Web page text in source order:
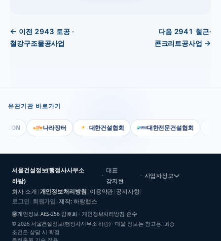
← 이전 2943 토공 ·
철강구조물공사업
다음 2941 철근·
콘크리트공사업 →
유관기관 바로가기
나라장터 대한건설협회 대한전문건설협회
서울건설정보(행정사사무소
하랑)
·
대표
강지현
· 사업자정보
회사 소개 | 개인정보처리방침 | 이용약관| 공지사항|
로그인 회원가입 |제작: 하랑랩스
개인정보 AES-256 암호화 · 개인정보처리방침 준수
© 2026 서울건설정보(행정사사무소 하랑) · 매물 정보는 참고용, 최종
조건은 상담 시 확정